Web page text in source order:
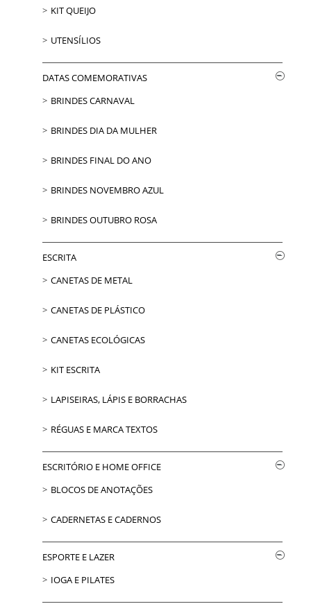
KIT QUEIJO
UTENSÍLIOS
DATAS COMEMORATIVAS
BRINDES CARNAVAL
BRINDES DIA DA MULHER
BRINDES FINAL DO ANO
BRINDES NOVEMBRO AZUL
BRINDES OUTUBRO ROSA
ESCRITA
CANETAS DE METAL
CANETAS DE PLÁSTICO
CANETAS ECOLÓGICAS
KIT ESCRITA
LAPISEIRAS, LÁPIS E BORRACHAS
RÉGUAS E MARCA TEXTOS
ESCRITÓRIO E HOME OFFICE
BLOCOS DE ANOTAÇÕES
CADERNETAS E CADERNOS
ESPORTE E LAZER
IOGA E PILATES